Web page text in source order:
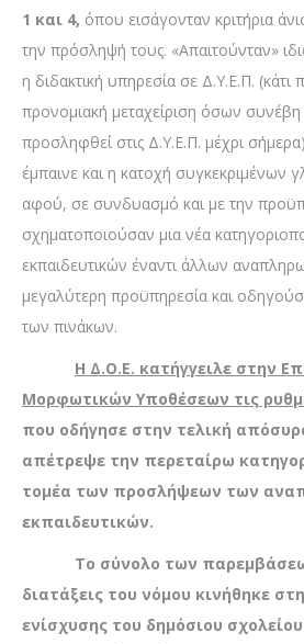
1 και 4, όπου εισάγονταν κριτήρια
την πρόσληψή τους. «Απαιτούνταν»
η διδακτική υπηρεσία σε Δ.Υ.Ε.Π.
προνομιακή μεταχείριση όσων
προσληφθεί στις Δ.Υ.Ε.Π. μέχρι
έμπαινε και η κατοχή
αφού, σε συνδυασμό και με την
σχηματοποιούσαν μια νέα
εκπαιδευτικών έναντι άλλων
μεγαλύτερη προϋπηρεσία και
των πινάκων.
Η Δ.Ο.Ε. κατήγγειλε στην
Μορφωτικών Υποθέσεων τις
που οδήγησε στην τελική
απέτρεψε την περεταίρω
τομέα των προσλήψεων των
εκπαιδευτικών.
Το σύνολο των παρεμβάσεων
διατάξεις του νόμου κινήθηκε
ενίσχυσης του δημόσιου